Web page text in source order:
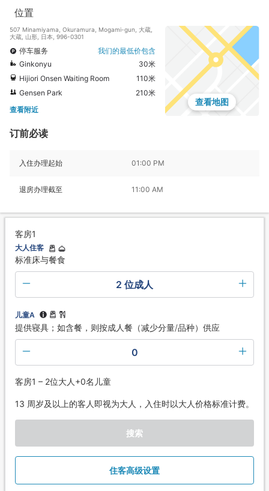
位置
507 Minamiyama, Okuramura, Mogami-gun, 大蔵,
大蔵, 山形, 日本, 996-0301
停车服务
我们的最低价包含
Ginkonyu
30米
Hijiori Onsen Waiting Room
110米
Gensen Park
210米
查看附近
查看地图
订前必读
入住办理起始 01:00 PM
退房办理截至 11:00 AM
客房1
大人住客
标准床与餐食
2 位成人
儿童A
提供寝具；如含餐，则按成人餐（减少分量/品种）供应
0
客房1 – 2位大人+0名儿童
13 周岁及以上的客人即视为大人，入住时以大人价格标准计费。
搜索
住客高级设置